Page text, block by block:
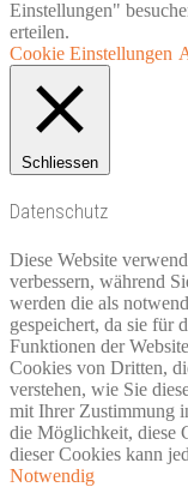
Einstellungen"
erteilen.
Cookie Einstellungen
Schliessen
Datenschutz
Diese Website
verbessern, während
werden die als
gespeichert, da sie für
Funktionen der
Cookies von Dritten,
verstehen, wie Sie
mit Ihrer Zustimmung
die Möglichkeit, diese
dieser Cookies kann
Notwendig